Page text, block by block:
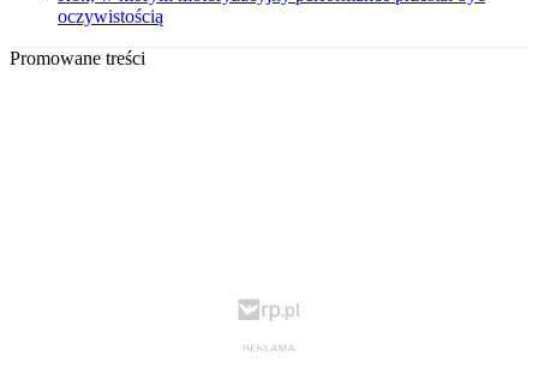
oczywistością
Promowane treści